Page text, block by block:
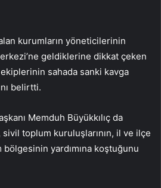
kurumların yöneticilerinin
geldiklerine dikkat çeken
sahada sanki kavga
belirtti.
Memduh Büyükkılıç da
sivil toplum kuruluşlarının, il ve ilçe
yardımına koştuğunu